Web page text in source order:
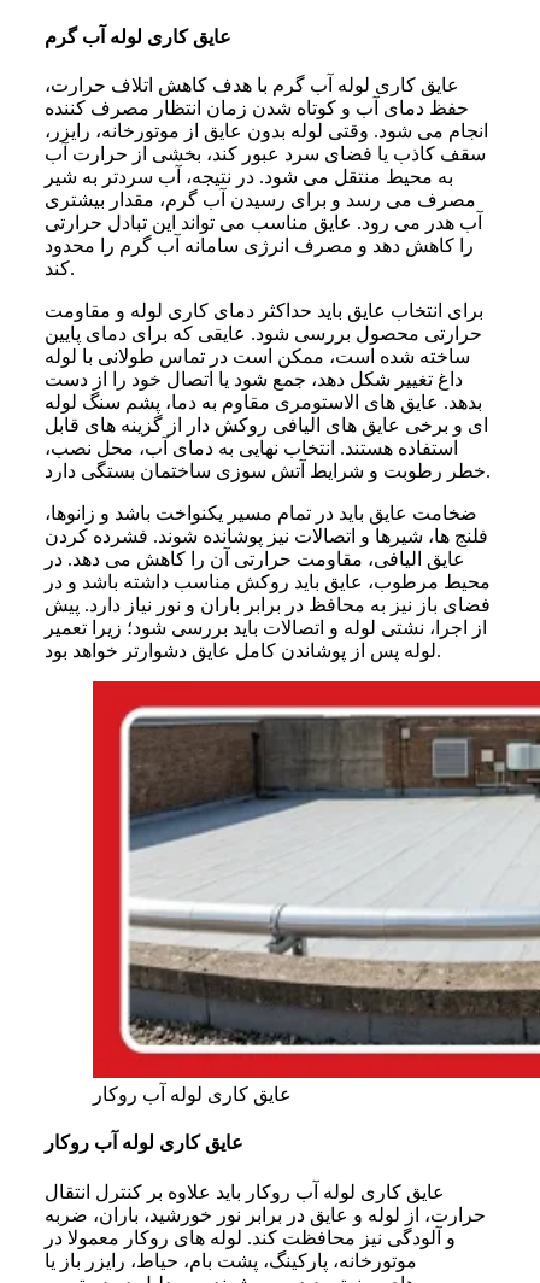
عایق کاری لوله آب گرم
عایق کاری لوله آب گرم با هدف کاهش اتلاف حرارت،
حفظ دمای آب و کوتاه شدن زمان انتظار مصرف کننده
انجام می شود. وقتی لوله بدون عایق از موتورخانه، رایزر،
سقف کاذب یا فضای سرد عبور کند، بخشی از حرارت آب
به محیط منتقل می شود. در نتیجه، آب سردتر به شیر
مصرف می رسد و برای رسیدن آب گرم، مقدار بیشتری
آب هدر می رود. عایق مناسب می تواند این تبادل حرارتی
را کاهش دهد و مصرف انرژی سامانه آب گرم را محدود
کند.
برای انتخاب عایق باید حداکثر دمای کاری لوله و مقاومت
حرارتی محصول بررسی شود. عایقی که برای دمای پایین
ساخته شده است، ممکن است در تماس طولانی با لوله
داغ تغییر شکل دهد، جمع شود یا اتصال خود را از دست
بدهد. عایق های الاستومری مقاوم به دما، پشم سنگ لوله
ای و برخی عایق های الیافی روکش دار از گزینه های قابل
استفاده هستند. انتخاب نهایی به دمای آب، محل نصب،
خطر رطوبت و شرایط آتش سوزی ساختمان بستگی دارد.
ضخامت عایق باید در تمام مسیر یکنواخت باشد و زانوها،
فلنج ها، شیرها و اتصالات نیز پوشانده شوند. فشرده کردن
عایق الیافی، مقاومت حرارتی آن را کاهش می دهد. در
محیط مرطوب، عایق باید روکش مناسب داشته باشد و در
فضای باز نیز به محافظ در برابر باران و نور نیاز دارد. پیش
از اجرا، نشتی لوله و اتصالات باید بررسی شود؛ زیرا تعمیر
لوله پس از پوشاندن کامل عایق دشوارتر خواهد بود.
عایق کاری لوله آب روکار
عایق کاری لوله آب روکار
عایق کاری لوله آب روکار باید علاوه بر کنترل انتقال
حرارت، از لوله و عایق در برابر نور خورشید، باران، ضربه
و آلودگی نیز محافظت کند. لوله های روکار معمولا در
موتورخانه، پارکینگ، پشت بام، حیاط، رایزر باز یا